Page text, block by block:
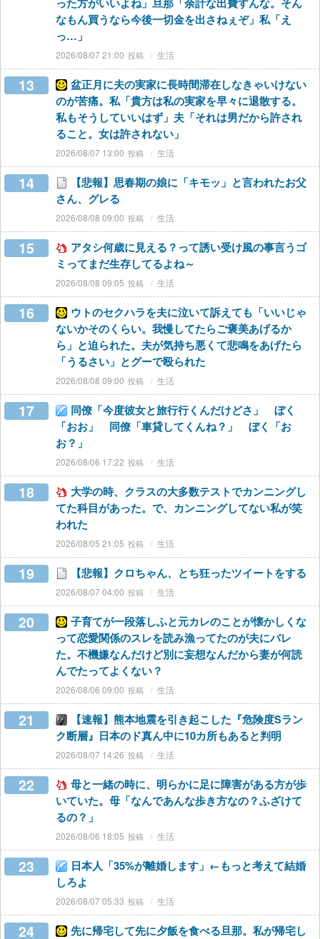
なもん買うなら今後一切金を出さねぇぞ」私「え
っ…」
2026/08/07 21:00 生活
13
盆正月に夫の実家に長時間滞在しなきゃいけない
のが苦痛。私「貴方は私の実家を早々に退散する。
私もそうしていいはず」夫「それは男だから許され
ること。女は許されない」
2026/08/07 13:00 生活
14
【悲報】思春期の娘に「キモッ」と言われたお父
さん、グレる
2026/08/08 09:00 生活
15
アタシ何歳に見える？って誘い受け風の事言うゴ
ミってまだ生存してるよね～
2026/08/08 09:05 生活
16
ウトのセクハラを夫に泣いて訴えても「いいじゃ
ないかそのくらい。我慢してたらご褒美あげるか
ら」と迫られた。夫が気持ち悪くて悲鳴をあげたら
「うるさい」とグーで殴られた
2026/08/08 09:00 生活
17
同僚「今度彼女と旅行行くんだけどさ」 ぼく
「おお」 同僚「車貸してくんね？」 ぼく「お
お？」
2026/08/06 17:22 生活
18
大学の時、クラスの大多数テストでカンニングし
てた科目があった。で、カンニングしてない私が笑
われた
2026/08/05 21:05 生活
19 【悲報】クロちゃん、とち狂ったツイートをする
2026/08/07 04:00 生活
20
子育てが一段落しふと元カレのことが懐かしくな
って恋愛関係のスレを読み漁ってたのが夫にバレ
た。不機嫌なんだけど別に妄想なんだから妻が何読
んでたってよくない？
2026/08/06 09:00 生活
21
【速報】熊本地震を引き起こした『危険度Sラン
ク断層』日本のド真ん中に10カ所もあると判明
2026/08/07 14:26 生活
22
母と一緒の時に、明らかに足に障害がある方が歩
いていた。母「なんであんな歩き方なの？ふざけて
るの？」
2026/08/06 18:05 生活
23
日本人「35%が離婚します」←もっと考えて結婚
しろよ
2026/08/07 05:33 生活
24 先に帰宅して先に夕飯を食べる旦那。私が帰宅し